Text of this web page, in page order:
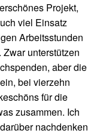
Projekt,
viel Einsatz
Arbeitsstunden
unterstützen
aber die
bei vierzehn
für die
zusammen. Ich
nachdenken